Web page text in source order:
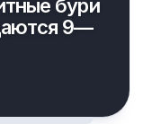
бури
9—